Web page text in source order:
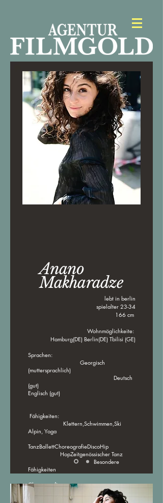
Anano
Makharadze
lebt in berlin
spielalter 23-34
166 cm
Wohnmöglichkeite:
Hamburg(DE) Berlin(DE) Tbilisi (GE)
Sprachen:
Georgisch
(muttersprachlich)
Deutsch
(gut)
Englisch (gut)
Fähigkeiten:
Klettern,Schwimmen,Ski
Alpin, Yoga
TanzBallettChoreografieDiscoHip
HopZeitgenössischer Tanz
Besondere
Fähigkeiten
Choreografie